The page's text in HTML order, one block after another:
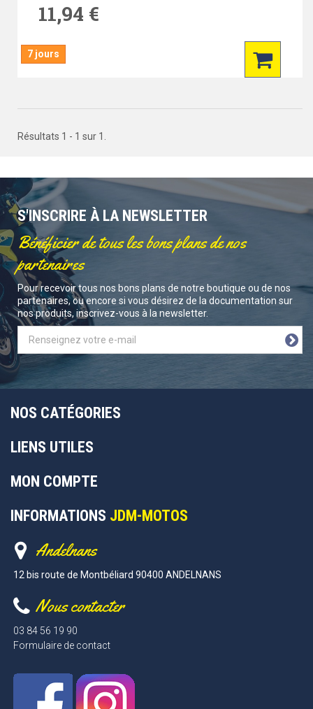
11,94 €
7 jours
Résultats 1 - 1 sur 1.
S'INSCRIRE À LA NEWSLETTER
Bénéficier de tous les bons plans de nos
partenaires
Pour recevoir tous nos bons plans de notre boutique ou de nos
partenaires, ou encore si vous désirez de la documentation sur
nos produits, inscrivez-vous à la newsletter.
NOS CATÉGORIES
LIENS UTILES
MON COMPTE
INFORMATIONS JDM-MOTOS
Andelnans
12 bis route de Montbéliard 90400 ANDELNANS
Nous contacter
03 84 56 19 90
Formulaire de contact